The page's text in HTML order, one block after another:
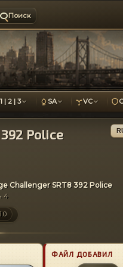
Поиск
| 2 | 3 SA VC
Police
Challenger SRT8 392 Police
4
1.0
ФАЙЛ ДОБАВИЛ